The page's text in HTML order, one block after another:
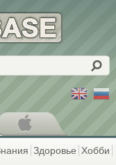
Здоровье Хобби